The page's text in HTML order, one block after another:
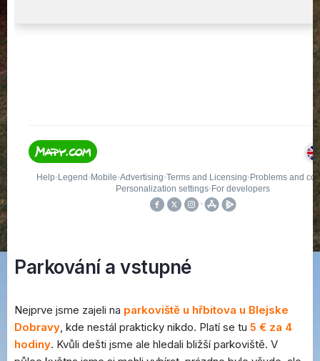
Parkování a vstupné
Nejprve jsme zajeli na parkoviště u hřbitova u Blejske
Dobravy, kde nestál prakticky nikdo. Platí se tu 5 € za 4
hodiny. Kvůli dešti jsme ale hledali bližší parkoviště. V